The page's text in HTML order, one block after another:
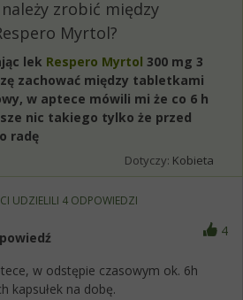
zrobić między
Myrtol?
lek Respero Myrtol 300 mg 3
zachować między tabletkami
w aptece mówili mi że co 6 h
nic takiego tylko że przed
radę
Dotyczy: Kobieta
UDZIELILI 4ODPOWIEDZI
4
w odstępie czasowym ok. 6h
kapsułek na dobę.